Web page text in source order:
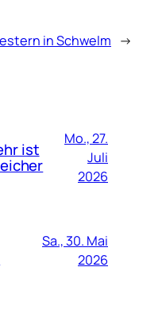
in Schwelm →
ist
Mo., 27.
Juli
2026
Sa., 30. Mai
2026